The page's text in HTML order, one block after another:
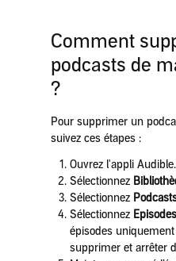
Comment
podcasts de
?
Pour supprimer un
suivez ces étapes :
Ouvrez l'appli Audible.
Sélectionnez
Sélectionnez
Sélectionnez Episodes
épisodes
supprimer et arrêter